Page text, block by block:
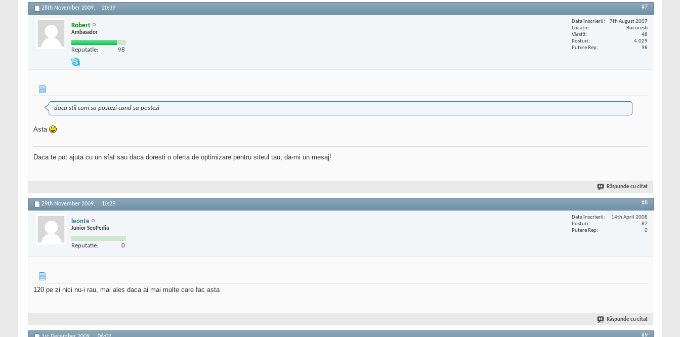
28th November 2009, 20:39 #7
Robert
Ambasador
Reputatie: 98
Data înscrierii
7th August 2007
Locaţie
Bucuresti
Vârstă
48
Posturi
4.029
Putere Rep
98
daca stii cum sa postezi cand sa postezi
Asta
Daca te pot ajuta cu un sfat sau daca doresti o oferta de optimizare pentru siteul tau, da-mi un mesaj!
Răspunde cu citat
29th November 2009, 10:29 #8
leonte
Junior SeoPedia
Reputatie: 0
Data înscrierii
14th April 2008
Posturi
87
Putere Rep
0
120 pe zi nici nu-i rau, mai ales daca ai mai multe care fac asta
Răspunde cu citat
#9